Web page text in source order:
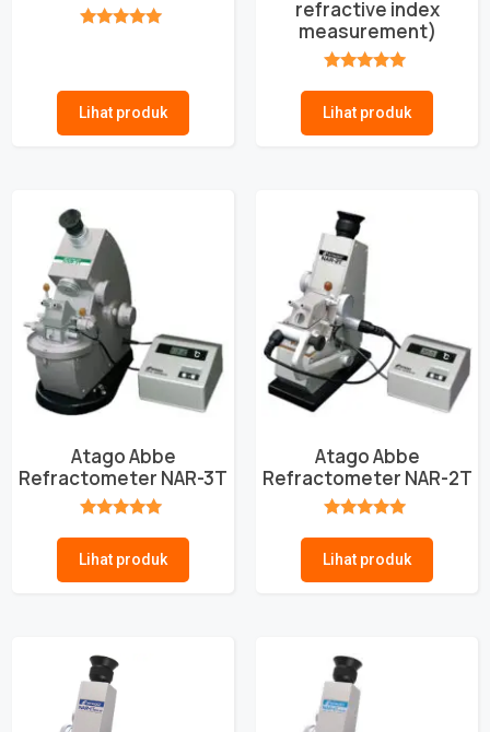
Lihat produk
refractive index
measurement)
Lihat produk
Atago Abbe
Refractometer NAR-3T
Lihat produk
Atago Abbe
Refractometer NAR-2T
Lihat produk